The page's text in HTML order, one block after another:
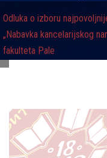
Odluka o izboru
„Nabavka kancelarijskog
fakulteta Pale